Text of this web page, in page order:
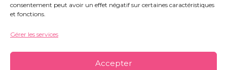
consentement peut avoir un effet négatif sur certaines caractéristiques
et fonctions.
Gérer les services
Accepter
rue Nestor Bouliez - 59690 Vieux-Condé -